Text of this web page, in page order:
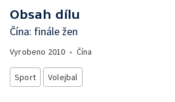
Obsah dílu
Čína: finále žen
Vyrobeno 2010 • Čína
Sport Volejbal